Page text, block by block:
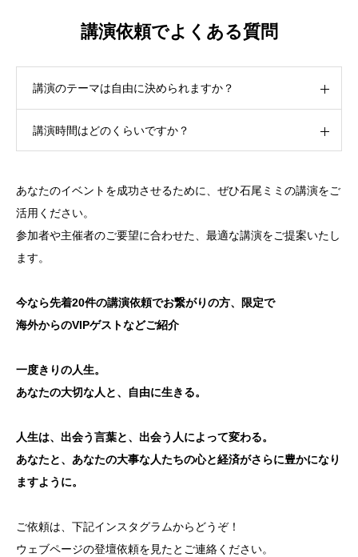
講演依頼でよくある質問
講演のテーマは自由に決められますか？
講演時間はどのくらいですか？
あなたのイベントを成功させるために、ぜひ石尾ミミの講演をご
活用ください。
参加者や主催者のご要望に合わせた、最適な講演をご提案いたし
ます。
今なら先着20件の講演依頼でお繋がりの方、限定で
海外からのVIPゲストなどご紹介
一度きりの人生。
あなたの大切な人と、自由に生きる。
人生は、出会う言葉と、出会う人によって変わる。
あなたと、あなたの大事な人たちの心と経済がさらに豊かになり
ますように。
ご依頼は、下記インスタグラムからどうぞ！
ウェブページの登壇依頼を見たとご連絡ください。